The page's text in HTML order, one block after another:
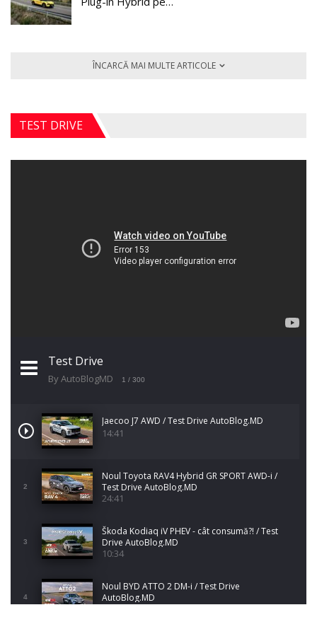
ÎNCARCĂ MAI MULTE ARTICOLE
TEST DRIVE
Test Drive
By AutoBlogMD 1 / 300
Jaecoo J7 AWD / Test Drive AutoBlog.MD
14:41
2
Noul Toyota RAV4 Hybrid GR SPORT AWD-i /
Test Drive AutoBlog.MD
24:41
3
Škoda Kodiaq iV PHEV - cât consumă?! / Test
Drive AutoBlog.MD
10:34
4
Noul BYD ATTO 2 DM-i / Test Drive
AutoBlog.MD